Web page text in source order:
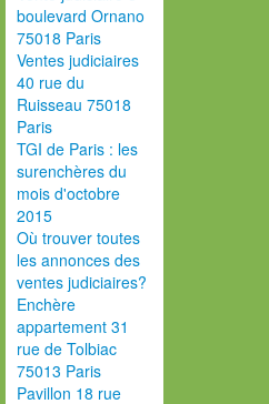
boulevard Ornano
75018 Paris
Ventes judiciaires
40 rue du
Ruisseau 75018
Paris
TGI de Paris : les
surenchères du
mois d'octobre
2015
Où trouver toutes
les annonces des
ventes judiciaires?
Enchère
appartement 31
rue de Tolbiac
75013 Paris
Pavillon 18 rue